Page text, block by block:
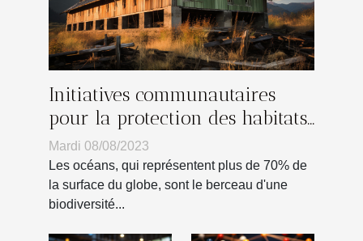
Initiatives communautaires
pour la protection des habitats
marins
Mardi 08/08/2023
Les océans, qui représentent plus de 70% de
la surface du globe, sont le berceau d'une
biodiversité...